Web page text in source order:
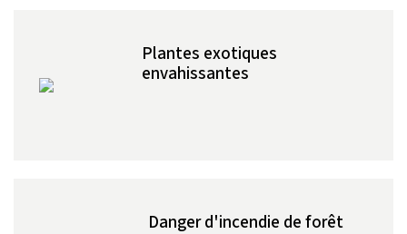
Plantes exotiques
envahissantes
Danger d'incendie de forêt